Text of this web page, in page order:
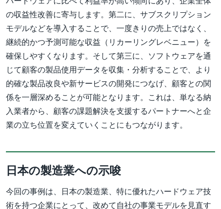
の収益性改善に寄与します。第二に、サブスクリプション
モデルなどを導入することで、一度きりの売上ではなく、
継続的かつ予測可能な収益（リカーリングレベニュー）を
確保しやすくなります。そして第三に、ソフトウェアを通
じて顧客の製品使用データを収集・分析することで、より
的確な製品改良や新サービスの開発につなげ、顧客との関
係を一層深めることが可能となります。これは、単なる納
入業者から、顧客の課題解決を支援するパートナーへと企
業の立ち位置を変えていくことにもつながります。
日本の製造業への示唆
今回の事例は、日本の製造業、特に優れたハードウェア技
術を持つ企業にとって、改めて自社の事業モデルを見直す